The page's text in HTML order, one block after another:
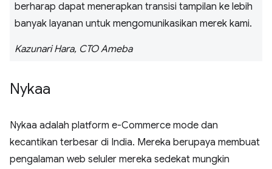
berharap dapat menerapkan transisi tampilan ke lebih
banyak layanan untuk mengomunikasikan merek kami.
Kazunari Hara, CTO Ameba
Nykaa
Nykaa adalah platform e-Commerce mode dan
kecantikan terbesar di India. Mereka berupaya membuat
pengalaman web seluler mereka sedekat mungkin